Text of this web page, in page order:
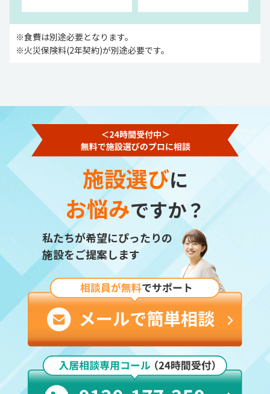
※食費は別途必要となります。
※火災保険料(2年契約)が別途必要です。
施設選びに
お悩みですか？
私たちが希望にぴったりの
施設をご提案します